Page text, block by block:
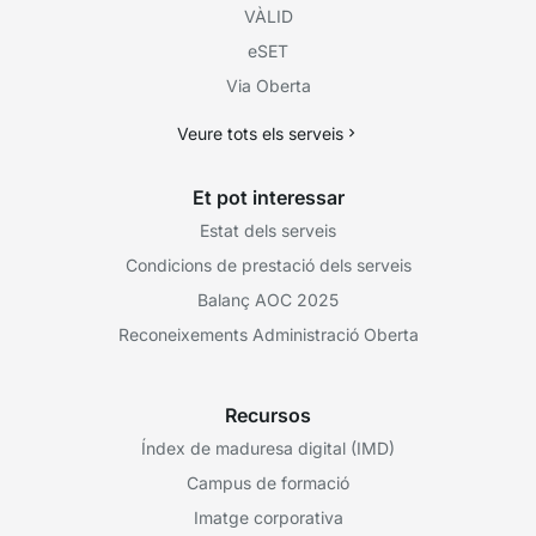
VÀLID
eSET
Via Oberta
Veure tots els serveis
Et pot interessar
Estat dels serveis
Condicions de prestació dels serveis
Balanç AOC 2025
Reconeixements Administració Oberta
Recursos
Índex de maduresa digital (IMD)
Campus de formació
Imatge corporativa